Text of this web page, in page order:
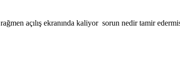
açılış ekranında kaliyor sorun nedir tamir